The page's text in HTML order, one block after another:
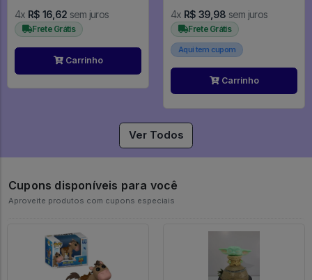
4x R$ 16,62 sem juros
Frete Grátis
Carrinho
4x R$ 39,98 sem juros
Frete Grátis
Aqui tem cupom
Carrinho
Ver Todos
Cupons disponíveis para você
Aproveite produtos com cupons especiais